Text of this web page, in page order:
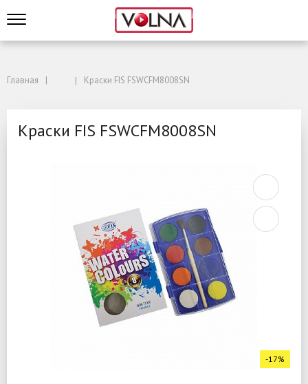
Главная Краски FIS FSWCFM8008SN
Краски FIS FSWCFM8008SN
-17%